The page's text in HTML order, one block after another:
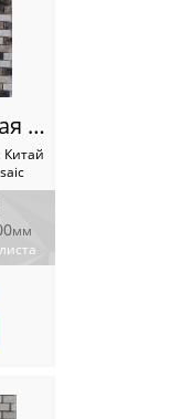
ASS 101P Каменная мозаика Tonomosaic
Китай
мм